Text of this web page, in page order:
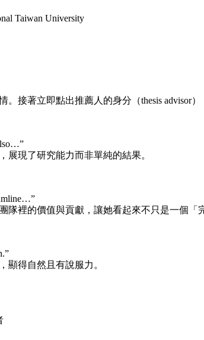
Taiwan University
接著立即點出推薦人的身分（thesis advisor）
展現了研究能力而非單純的結果。
隊裡的價值與貢獻，讓她看起來不只是一個「
顯得自然且有說服力。